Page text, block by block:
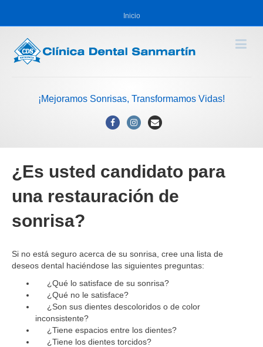
Inicio
¡Mejoramos Sonrisas, Transformamos Vidas!
FacebookInstagram
Email
¿Es usted candidato para
una restauración de
sonrisa?
Si no está seguro acerca de su sonrisa, cree una lista de
deseos dental haciéndose las siguientes preguntas:
¿Qué lo satisface de su sonrisa?
¿Qué no le satisface?
¿Son sus dientes descoloridos o de color
inconsistente?
¿Tiene espacios entre los dientes?
¿Tiene los dientes torcidos?